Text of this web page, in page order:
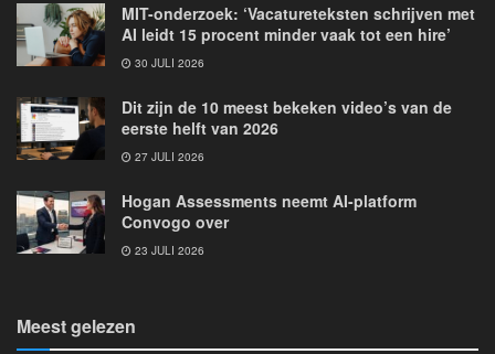
MIT-onderzoek: ‘Vacatureteksten schrijven met
AI leidt 15 procent minder vaak tot een hire’
30 JULI 2026
Dit zijn de 10 meest bekeken video’s van de
eerste helft van 2026
27 JULI 2026
Hogan Assessments neemt AI-platform
Convogo over
23 JULI 2026
Meest gelezen